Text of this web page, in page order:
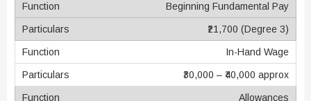
Beginning Fundamental Pay
₹21,700 (Degree 3)
In-Hand Wage
₹30,000 – ₹40,000 approx
Allowances